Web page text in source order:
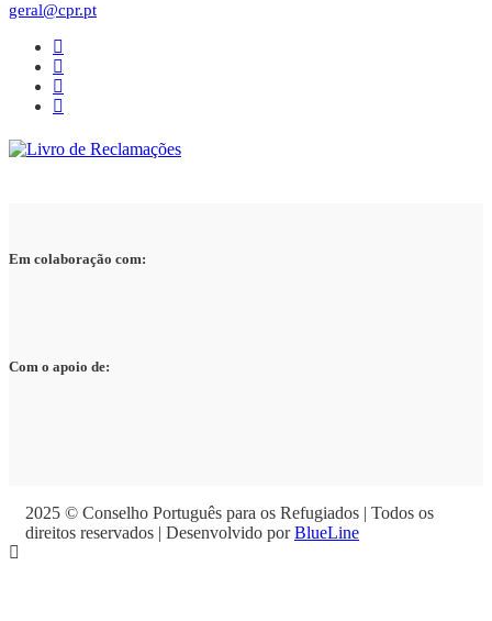
geral@cpr.pt
Em colaboração com:
Com o apoio de:
2025 © Conselho Português para os Refugiados | Todos os
direitos reservados | Desenvolvido porBlueLine